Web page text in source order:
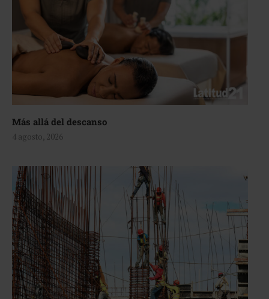
Más allá del descanso
4 agosto, 2026